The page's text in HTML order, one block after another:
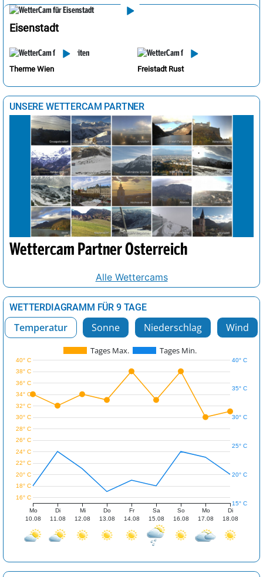
Eisenstadt
Therme Wien Freistadt Rust
UNSERE WETTERCAM PARTNER
Wettercam Partner Österreich
Alle Wettercams
WETTERDIAGRAMM FÜR 9 TAGE
Temperatur Sonne Niederschlag Wind
Tages Max. Tages Min.
Mo
10.08
Di
11.08
Mi
12.08
Do
13.08
Fr
14.08
Sa
15.08
So
16.08
Mo
17.08
Di
18.08
16° C
18° C
20° C
22° C
24° C
26° C
28° C
30° C
32° C
34° C
36° C
38° C
40° C
15° C
20° C
25° C
30° C
35° C
40° C